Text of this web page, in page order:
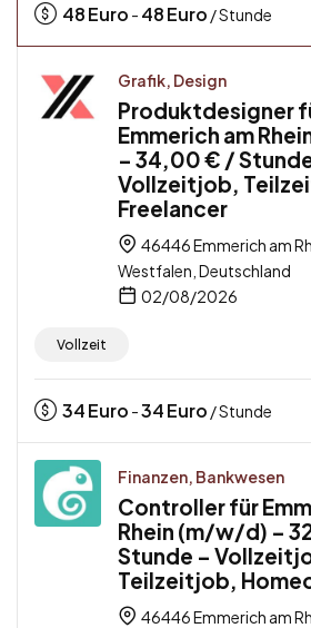
48Euro - 48Euro / Stunde
Grafik, Design
Produktdesigner
Emmerich am
– 34,00 € /
Vollzeitjob,
Freelancer
46446 Emmerich am
Westfalen, Deutschland
02/08/2026
Vollzeit
34Euro -34Euro / Stunde
Finanzen, Bankwesen
Controller für
Rhein (m/w/d) –
Stunde –
Teilzeitjob,
46446 Emmerich am